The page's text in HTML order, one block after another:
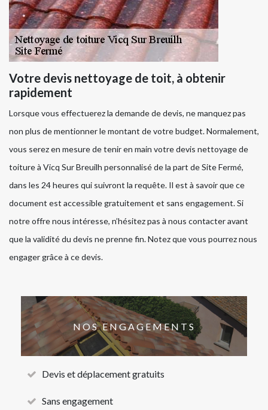
Votre devis nettoyage de toit, à obtenir
rapidement
Lorsque vous effectuerez la demande de devis, ne manquez pas
non plus de mentionner le montant de votre budget. Normalement,
vous serez en mesure de tenir en main votre devis nettoyage de
toiture à Vicq Sur Breuilh personnalisé de la part de Site Fermé,
dans les 24 heures qui suivront la requête. Il est à savoir que ce
document est accessible gratuitement et sans engagement. Si
notre offre nous intéresse, n’hésitez pas à nous contacter avant
que la validité du devis ne prenne fin. Notez que vous pourrez nous
engager grâce à ce devis.
NOS ENGAGEMENTS
Devis et déplacement gratuits
Sans engagement